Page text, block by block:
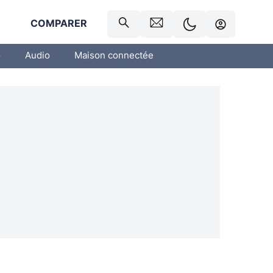
COMPARER
Audio Maison connectée